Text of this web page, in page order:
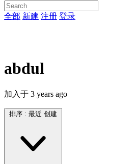
全部 新建 注册 登录
abdul
加入于 3 years ago
排序 : 最近 创建